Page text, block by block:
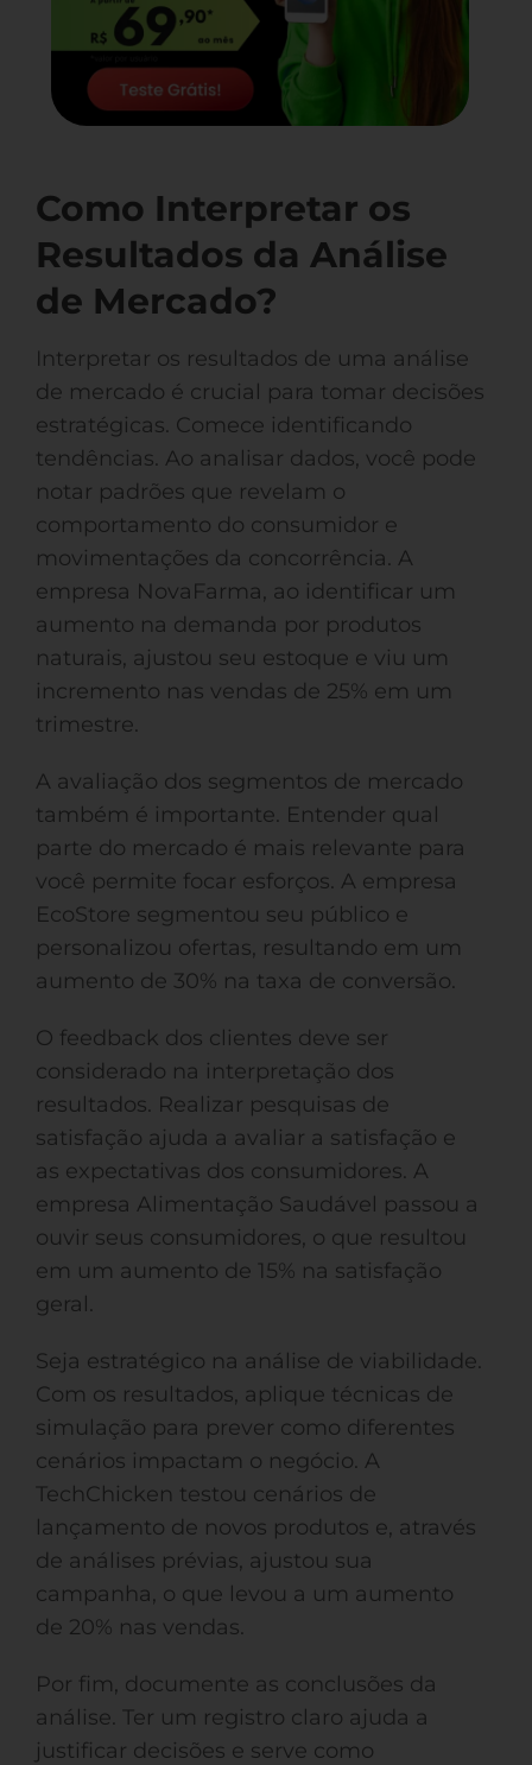
Como Interpretar os
Resultados da Análise
de Mercado?
Interpretar os resultados de uma análise
de mercado é crucial para tomar decisões
estratégicas. Comece identificando
tendências. Ao analisar dados, você pode
notar padrões que revelam o
comportamento do consumidor e
movimentações da concorrência. A
empresa NovaFarma, ao identificar um
aumento na demanda por produtos
naturais, ajustou seu estoque e viu um
incremento nas vendas de 25% em um
trimestre.
A avaliação dos segmentos de mercado
também é importante. Entender qual
parte do mercado é mais relevante para
você permite focar esforços. A empresa
EcoStore segmentou seu público e
personalizou ofertas, resultando em um
aumento de 30% na taxa de conversão.
O feedback dos clientes deve ser
considerado na interpretação dos
resultados. Realizar pesquisas de
satisfação ajuda a avaliar a satisfação e
as expectativas dos consumidores. A
empresa Alimentação Saudável passou a
ouvir seus consumidores, o que resultou
em um aumento de 15% na satisfação
geral.
Seja estratégico na análise de viabilidade.
Com os resultados, aplique técnicas de
simulação para prever como diferentes
cenários impactam o negócio. A
TechChicken testou cenários de
lançamento de novos produtos e, através
de análises prévias, ajustou sua
campanha, o que levou a um aumento
de 20% nas vendas.
Por fim, documente as conclusões da
análise. Ter um registro claro ajuda a
justificar decisões e serve como